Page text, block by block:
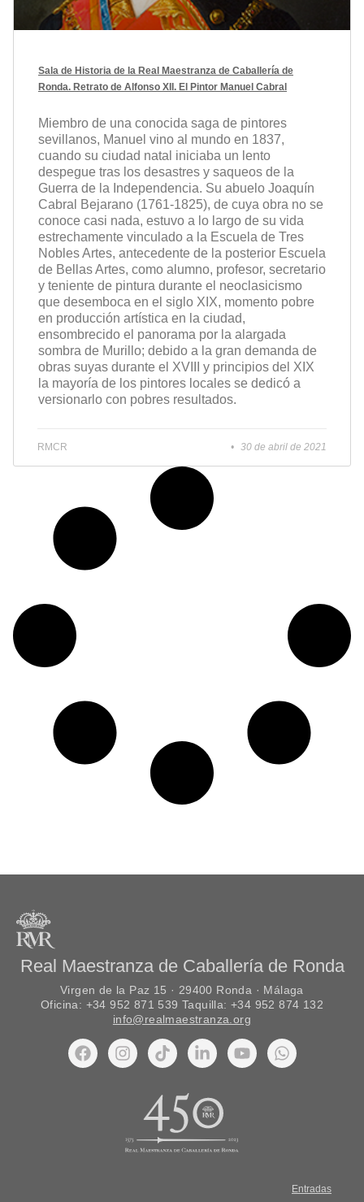
Sala de Historia de la Real Maestranza de Caballería de
Ronda. Retrato de Alfonso XII. El Pintor Manuel Cabral
Miembro de una conocida saga de pintores
sevillanos, Manuel vino al mundo en 1837,
cuando su ciudad natal iniciaba un lento
despegue tras los desastres y saqueos de la
Guerra de la Independencia. Su abuelo Joaquín
Cabral Bejarano (1761-1825), de cuya obra no se
conoce casi nada, estuvo a lo largo de su vida
estrechamente vinculado a la Escuela de Tres
Nobles Artes, antecedente de la posterior Escuela
de Bellas Artes, como alumno, profesor, secretario
y teniente de pintura durante el neoclasicismo
que desemboca en el siglo XIX, momento pobre
en producción artística en la ciudad,
ensombrecido el panorama por la alargada
sombra de Murillo; debido a la gran demanda de
obras suyas durante el XVIII y principios del XIX
la mayoría de los pintores locales se dedicó a
versionarlo con pobres resultados.
RMCR 30 de abril de 2021
Real Maestranza de Caballería de Ronda
Virgen de la Paz 15 · 29400 Ronda · Málaga
Oficina: +34 952 871 539 Taquilla: +34 952 874 132
info@realmaestranza.org
Entradas